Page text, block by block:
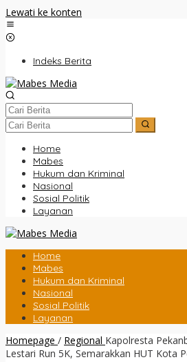
Lewati ke konten
Indeks Berita
Home
Mabes
Hukum dan Kriminal
Nasional
Sosial Politik
Layanan
Home
Mabes
Hukum dan Kriminal
Nasional
Sosial Politik
Layanan
Homepage / Regional Kapolresta
Lestari Run 5K, Semarakkan HUT Kota